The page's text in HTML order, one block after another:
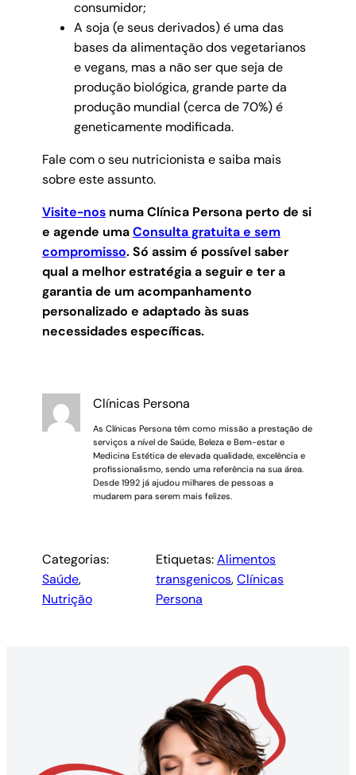
consumidor;
A soja (e seus derivados) é uma das
bases da alimentação dos vegetarianos
e vegans, mas a não ser que seja de
produção biológica, grande parte da
produção mundial (cerca de 70%) é
geneticamente modificada.
Fale com o seu nutricionista e saiba mais
sobre este assunto.
Visite-nosnuma Clínica Persona perto de si
e agende umaConsulta gratuita e sem
compromisso. Só assim é possível saber
qual a melhor estratégia a seguir e ter a
garantia de um acompanhamento
personalizado e adaptado às suas
necessidades específicas.
Clínicas Persona
As Clínicas Persona têm como missão a prestação de
serviços a nível de Saúde, Beleza e Bem-estar e
Medicina Estética de elevada qualidade, excelência e
profissionalismo, sendo uma referência na sua área.
Desde 1992 já ajudou milhares de pessoas a
mudarem para serem mais felizes.
Categorias:
Saúde,
Nutrição
Etiquetas:Alimentos
transgenicos, Clínicas
Persona